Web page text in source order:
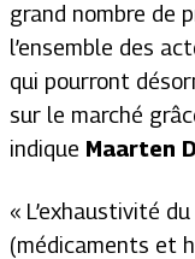
grand nombre de
l’ensemble des
qui pourront
sur le marché
indique Maarten
« L’exhaustivité
(médicaments et